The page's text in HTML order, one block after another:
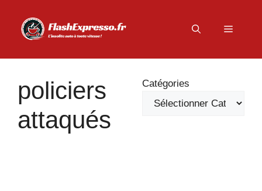
contenu
Menu
policiers
attaqués
Catégories